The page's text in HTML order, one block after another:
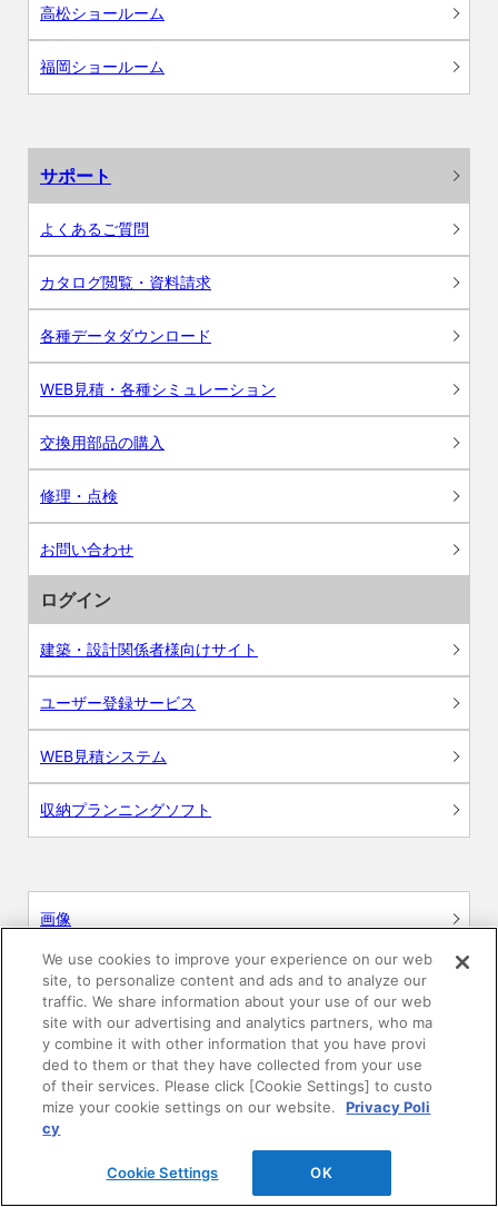
高松ショールーム
福岡ショールーム
サポート
よくあるご質問
カタログ閲覧・資料請求
各種データダウンロード
WEB見積・各種シミュレーション
交換用部品の購入
修理・点検
お問い合わせ
ログイン
建築・設計関係者様向けサイト
ユーザー登録サービス
WEB見積システム
収納プランニングソフト
画像
CAD
BIM用テクスチャー
図面（PDF）
申請関係認定書類
施工・取扱説明書
We use cookies to improve your experience on our web
site, to personalize content and ads and to analyze our
traffic. We share information about your use of our web
site with our advertising and analytics partners, who ma
y combine it with other information that you have provi
ded to them or that they have collected from your use
of their services. Please click [Cookie Settings] to custo
mize your cookie settings on our website.
Privacy Poli
cy
Cookie Settings OK